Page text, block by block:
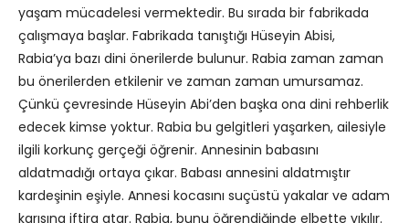
yaşam mücadelesi vermektedir. Bu sırada bir fabrikada
çalışmaya başlar. Fabrikada tanıştığı Hüseyin Abisi,
Rabia’ya bazı dini önerilerde bulunur. Rabia zaman zaman
bu önerilerden etkilenir ve zaman zaman umursamaz.
Çünkü çevresinde Hüseyin Abi’den başka ona dini rehberlik
edecek kimse yoktur. Rabia bu gelgitleri yaşarken, ailesiyle
ilgili korkunç gerçeği öğrenir. Annesinin babasını
aldatmadığı ortaya çıkar. Babası annesini aldatmıştır
kardeşinin eşiyle. Annesi kocasını suçüstü yakalar ve adam
karısına iftira atar. Rabia, bunu öğrendiğinde elbette yıkılır.